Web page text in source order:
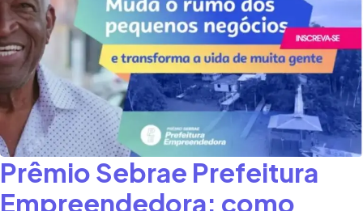
Prêmio Sebrae Prefeitura
Empreendedora: como